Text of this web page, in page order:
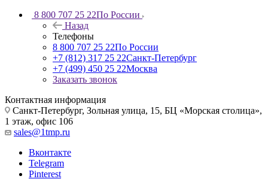
8 800 707 25 22По России
Назад
Телефоны
8 800 707 25 22По России
+7 (812) 317 25 22Санкт-Петербург
+7 (499) 450 25 22Москва
Заказать звонок
Контактная информация
Санкт-Петербург, Зольная улица, 15, БЦ «Морская столица»,
1 этаж, офис 106
sales@1tmp.ru
Вконтакте
Telegram
Pinterest